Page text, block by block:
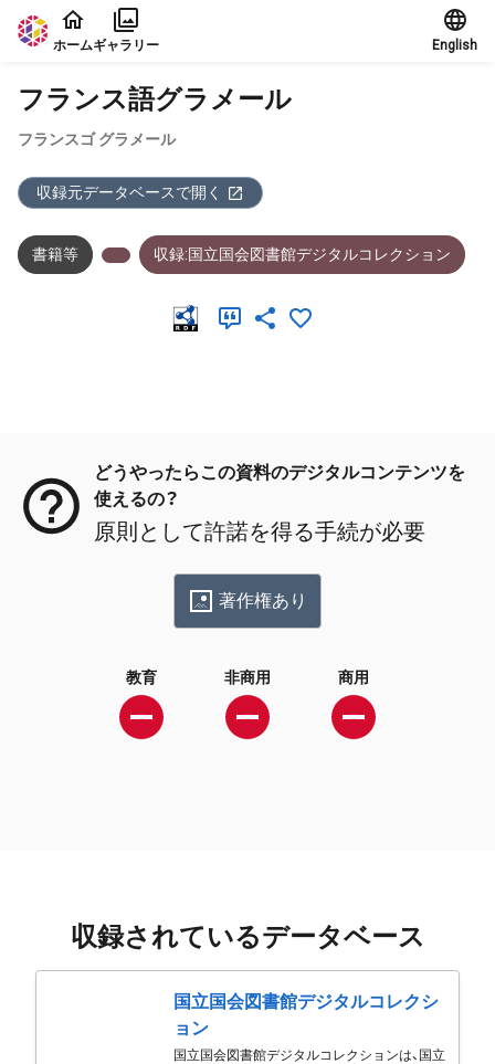
本文に飛ぶ
ホームギャラリー English
フランス語グラメール
フランスゴ グラメール
収録元データベースで開く
書籍等 収録:国立国会図書館デジタルコレクション
どうやったらこの資料のデジタルコンテンツを
使えるの？
原則として許諾を得る手続が必要
著作権あり
教育 非商用 商用
収録されているデータベース
国立国会図書館デジタルコレクシ
ョン
国立国会図書館デジタルコレクションは、国立